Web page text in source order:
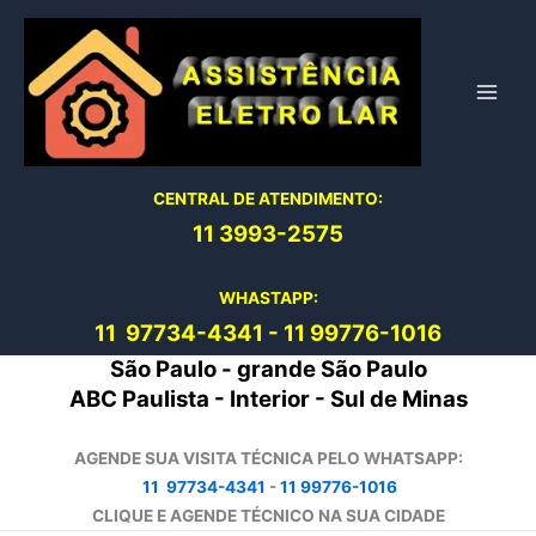
conteúdo
CENTRAL DE ATENDIMENTO:
11 3993-2575
WHASTAPP:
11 97734-4341 - 11 99776-1016
São Paulo - grande São Paulo
ABC Paulista - Interior - Sul de Minas
AGENDE SUA VISITA TÉCNICA PELO WHATSAPP:
11 97734-4341 -11 99776-1016
CLIQUE E AGENDE TÉCNICO NA SUA CIDADE